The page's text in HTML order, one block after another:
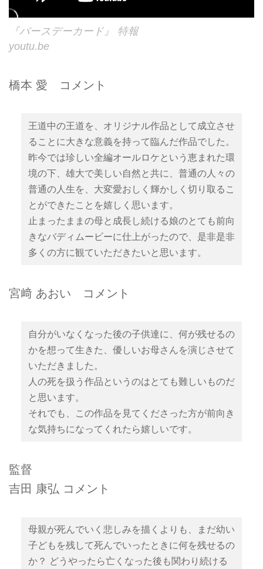
『バースデーカード』 特報
youtu.be
橋本 愛 コメント
王道中の王道を、オリジナル作品として成立させ
ることに大きな意義を持って臨んだ作品でした。
昨今では珍しい全編オールロケという恵まれた環
境の下、雄大で美しい自然と共に、普通の人々の
普通の人生を、大変愛おしく輝かしく切り取るこ
とができたことを嬉しく思います。
止まったままの母と成長し続ける娘のとても前向
きなバディムービーに仕上がったので、是非是非
多くの方に観ていただきたいと思います。
宮﨑 あおい コメント
自分がいなくなった後の子供達に、何が残せるの
かを想って生きた、優しいお母さんを演じさせて
いただきました。
人の死を扱う作品というのはとても難しいものだ
と思います。
それでも、この作品を見てくださった方が前向き
な気持ちになってくれたら嬉しいです。
監督
吉田 康弘 コメント
母親が死んでいく悲しみを描くよりも、まだ幼い
子どもを残して死んでいったときに何を残せるの
か？ どうやったら亡くなった後も関わり続ける